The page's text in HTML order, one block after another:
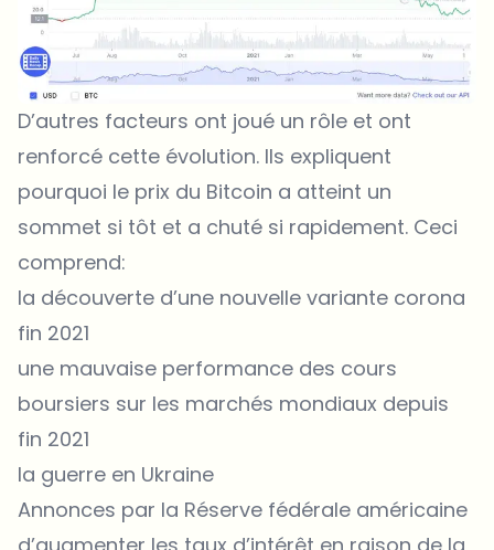
D’autres facteurs ont joué un rôle et ont
renforcé cette évolution. Ils expliquent
pourquoi le prix du Bitcoin a atteint un
sommet si tôt et a chuté si rapidement. Ceci
comprend:
la découverte d’une nouvelle variante corona
fin 2021
une mauvaise performance des cours
boursiers sur les marchés mondiaux depuis
fin 2021
la guerre en Ukraine
Annonces par la Réserve fédérale américaine